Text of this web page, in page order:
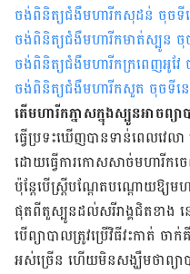
ចង់ពិនិត្យជំងឺមហារីកសុដន់ ចុចទី
ចង់ពិនិត្យជំងឺមហារីកមាត់ស្បូន ចុ
ចង់ពិនិត្យជំងឺមហារីកក្រពេញអូវែ
ចង់ពិនិត្យជំងឺមហារីកសួត ចុចទីន
តើមហារីកភ្នាសក្នុងស្បូនអាចព្យ
ធ្វើប្រទះ​ឃើញបានទាន់​ពេលវេល
ដោយធ្វើការកោសសាច់មហារីកច
ប៉ុន្តែបើស្រ្តីបណ្តែតបណ្តោយឱ្យម
ផុតពីតួស្បូនដល់សរីរាង្គ​ជិតខាង ន
បើព្យាបាលត្រូវប្រើវិធីវះកាត់ ចា
អស់ច្រើន ហើយមិនសង្ឃឹមថាព្យា